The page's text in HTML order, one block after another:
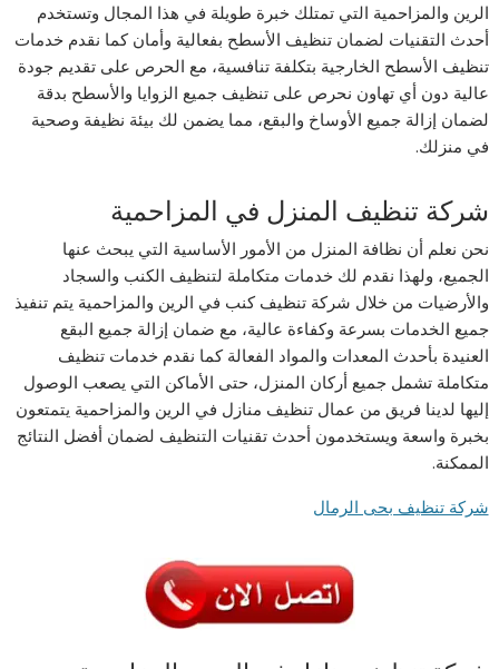
الرين والمزاحمية التي تمتلك خبرة طويلة في هذا المجال وتستخدم
أحدث التقنيات لضمان تنظيف الأسطح بفعالية وأمان كما نقدم خدمات
تنظيف الأسطح الخارجية بتكلفة تنافسية، مع الحرص على تقديم جودة
عالية دون أي تهاون نحرص على تنظيف جميع الزوايا والأسطح بدقة
لضمان إزالة جميع الأوساخ والبقع، مما يضمن لك بيئة نظيفة وصحية
في منزلك.
شركة تنظيف المنزل في المزاحمية
نحن نعلم أن نظافة المنزل من الأمور الأساسية التي يبحث عنها
الجميع، ولهذا نقدم لك خدمات متكاملة لتنظيف الكنب والسجاد
والأرضيات من خلال شركة تنظيف كنب في الرين والمزاحمية يتم تنفيذ
جميع الخدمات بسرعة وكفاءة عالية، مع ضمان إزالة جميع البقع
العنيدة بأحدث المعدات والمواد الفعالة كما نقدم خدمات تنظيف
متكاملة تشمل جميع أركان المنزل، حتى الأماكن التي يصعب الوصول
إليها لدينا فريق من عمال تنظيف منازل في الرين والمزاحمية يتمتعون
بخبرة واسعة ويستخدمون أحدث تقنيات التنظيف لضمان أفضل النتائج
الممكنة.
شركة تنظيف بحى الرمال